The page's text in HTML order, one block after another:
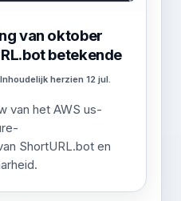
van oktober
betekende
herzien 12 jul.
van het AWS us-
ShortURL.bot en